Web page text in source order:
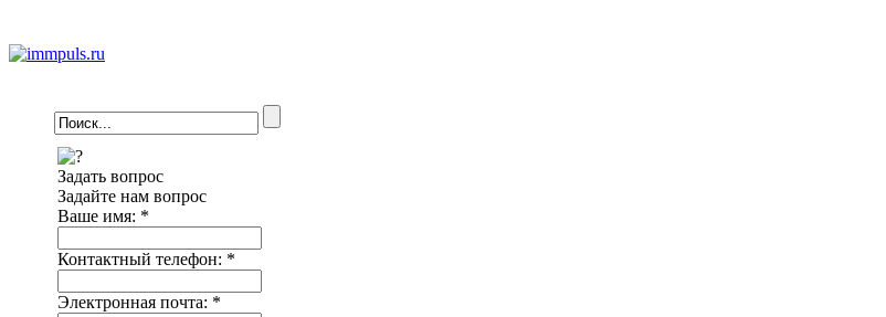
Задать вопрос
Задайте нам вопрос
Ваше имя: *
Контактный телефон: *
Электронная почта: *